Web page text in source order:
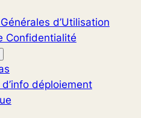
d’Utilisation
Confidentialité
déploiement